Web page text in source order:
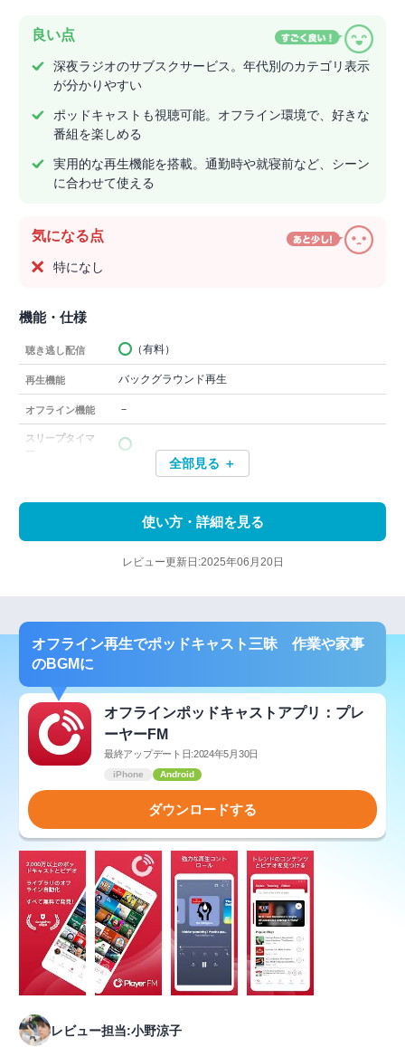
良い点
深夜ラジオのサブスクサービス。年代別のカテゴリ表示
が分かりやすい
ポッドキャストも視聴可能。オフライン環境で、好きな
番組を楽しめる
実用的な再生機能を搭載。通勤時や就寝前など、シーン
に合わせて使える
気になる点
特になし
機能・仕様
聴き逃し配信 （有料）
再生機能 バックグラウンド再生
オフライン機能 －
スリープタイマ
全部見る ＋
使い方・詳細を見る
レビュー更新日:2025年06月20日
オフライン再生でポッドキャスト三昧 作業や家事
のBGMに
オフラインポッドキャストアプリ：プレ
ーヤーFM
最終アップデート日:2024年5月30日
iPhone Android
ダウンロードする
レビュー担当:小野涼子